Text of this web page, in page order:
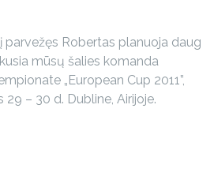
parvežęs Robertas planuoja daug
mūsų šalies komanda
„European Cup 2011”,
– 30 d. Dubline, Airijoje.